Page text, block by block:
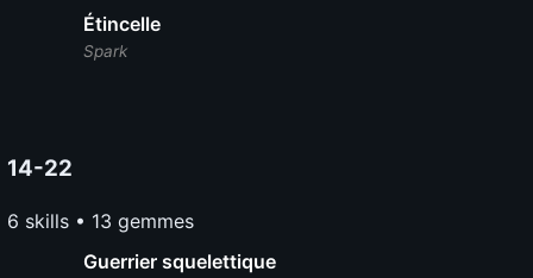
Étincelle
Spark
14-22
6 skills • 13 gemmes
Guerrier squelettique